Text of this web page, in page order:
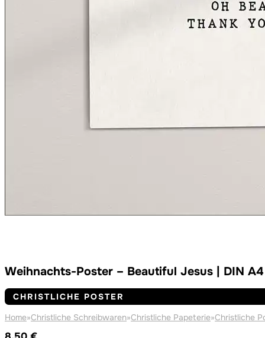
Weihnachts-Poster – Beautiful Jesus | DIN
CHRISTLICHE POSTER
Home»Christliche Schreibwaren»Christliche Papeterie»Christliche